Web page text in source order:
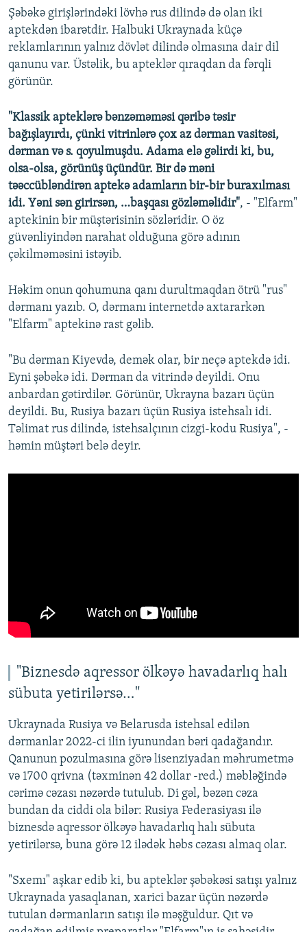
Şəbəkə girişlərindəki lövhə rus dilində də olan iki
aptekdən ibarətdir. Halbuki Ukraynada küçə
reklamlarının yalnız dövlət dilində olmasına dair dil
qanunu var. Üstəlik, bu apteklər qıraqdan da fərqli
görünür.
"Klassik apteklərə bənzəməməsi qəribə təsir
bağışlayırdı, çünki vitrinlərə çox az dərman vasitəsi,
dərman və s. qoyulmuşdu. Adama elə gəlirdi ki, bu,
olsa-olsa, görünüş üçündür. Bir də məni
təəccübləndirən aptekə adamların bir-bir buraxılması
idi. Yəni sən girirsən, …başqası gözləməlidir", - "Elfarm"
aptekinin bir müştərisinin sözləridir. O öz
güvənliyindən narahat olduğuna görə adının
çəkilməməsini istəyib.
Həkim onun qohumuna qanı durultmaqdan ötrü "rus"
dərmanı yazıb. O, dərmanı internetdə axtararkən
"Elfarm" aptekinə rast gəlib.
"Bu dərman Kiyevdə, demək olar, bir neçə aptekdə idi.
Eyni şəbəkə idi. Dərman da vitrində deyildi. Onu
anbardan gətirdilər. Görünür, Ukrayna bazarı üçün
deyildi. Bu, Rusiya bazarı üçün Rusiya istehsalı idi.
Təlimat rus dilində, istehsalçının cizgi-kodu Rusiya", -
həmin müştəri belə deyir.
"Biznesdə aqressor ölkəyə havadarlıq halı
sübuta yetirilərsə…"
Ukraynada Rusiya və Belarusda istehsal edilən
dərmanlar 2022-ci ilin iyunundan bəri qadağandır.
Qanunun pozulmasına görə lisenziyadan məhrumetmə
və 1700 qrivna (təxminən 42 dollar -red.) məbləğində
cərimə cəzası nəzərdə tutulub. Di gəl, bəzən cəza
bundan da ciddi ola bilər: Rusiya Federasiyası ilə
biznesdə aqressor ölkəyə havadarlıq halı sübuta
yetirilərsə, buna görə 12 ilədək həbs cəzası almaq olar.
"Sxemı" aşkar edib ki, bu apteklər şəbəkəsi satışı yalnız
Ukraynada yasaqlanan, xarici bazar üçün nəzərdə
tutulan dərmanların satışı ilə məşğuldur. Qıt və